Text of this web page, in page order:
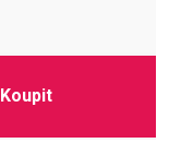
Koupit